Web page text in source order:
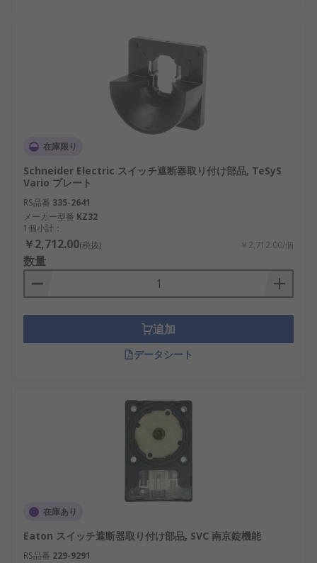
在庫限り
Schneider Electric スイッチ遮断器取り付け部品, TeSyS
Vario プレート
RS品番 335-2641
メーカー型番 KZ32
1個小計：
￥2,712.00(税抜) ￥2,712.00/個
数量
追加
データシート
在庫あり
Eaton スイッチ遮断器取り付け部品, SVC 南京錠機能
RS品番 229-9291